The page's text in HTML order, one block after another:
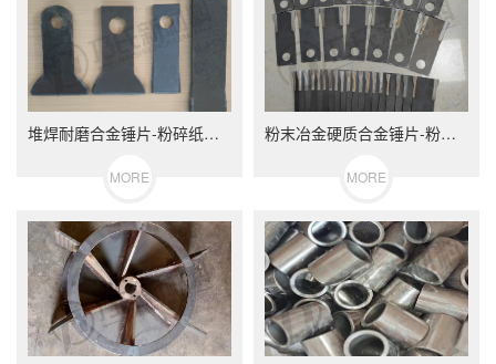
堆焊耐磨合金锤片-粉碎纸板木料等
MORE
粉末冶金硬质合金锤片-粉碎饲料等
MORE